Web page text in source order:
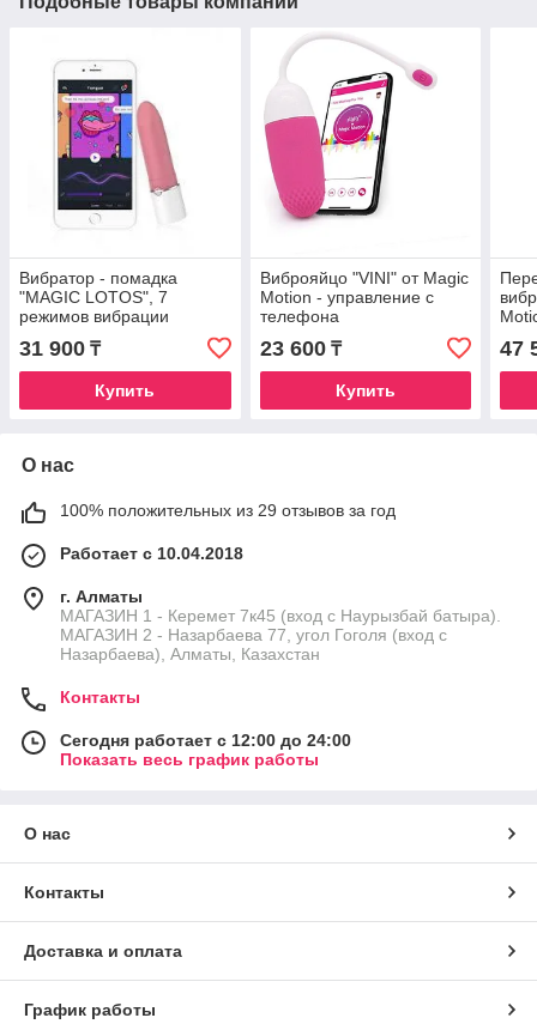
Вибратор - помадка
"MAGIC LOTOS", 7
режимов вибрации
31 900 ₸
Купить
Виброяйцо "VINI" от Magic
Motion - управление с
телефона
23 600₸
Купить
47
О нас
100% положительных из 29 отзывов за год
Работает с 10.04.2018
г. Алматы
МАГАЗИН 1 - Керемет 7к45 (вход с Наурызбай батыра).
МАГАЗИН 2 - Назарбаева 77, угол Гоголя (вход с
Назарбаева), Алматы, Казахстан
Контакты
Сегодня работает с 12:00 до 24:00
Показать весь график работы
О нас
Контакты
Доставка и оплата
График работы